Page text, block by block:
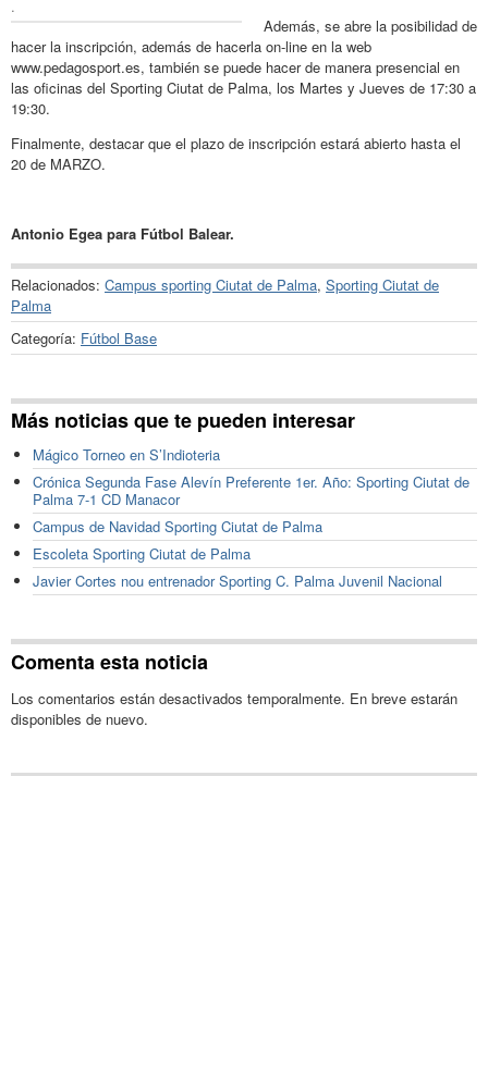
.
Además, se abre la posibilidad de
hacer la inscripción, además de hacerla on-line en la web
www.pedagosport.es, también se puede hacer de manera presencial en
las oficinas del Sporting Ciutat de Palma, los Martes y Jueves de 17:30 a
19:30.
Finalmente, destacar que el plazo de inscripción estará abierto hasta el
20 de MARZO.
Antonio Egea para Fútbol Balear.
Relacionados: Campus sporting Ciutat de Palma, Sporting Ciutat de
Palma
Categoría: Fútbol Base
Más noticias que te pueden interesar
Mágico Torneo en S’Indioteria
Crónica Segunda Fase Alevín Preferente 1er. Año: Sporting Ciutat de
Palma 7-1 CD Manacor
Campus de Navidad Sporting Ciutat de Palma
Escoleta Sporting Ciutat de Palma
Javier Cortes nou entrenador Sporting C. Palma Juvenil Nacional
Comenta esta noticia
Los comentarios están desactivados temporalmente. En breve estarán
disponibles de nuevo.